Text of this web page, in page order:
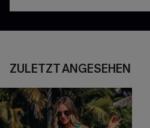
ZULETZT ANGESEHEN